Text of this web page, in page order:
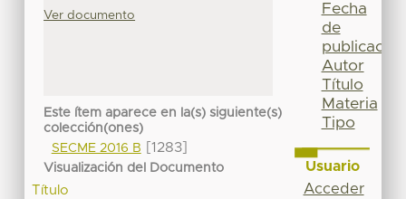
Ver documento
Este ítem aparece en la(s) siguiente(s)
colección(ones)
SECME 2016 B
[1283]
Visualización del Documento
Título
Fecha
de
publicación
Autor
Título
Materia
Tipo
Usuario
Acceder